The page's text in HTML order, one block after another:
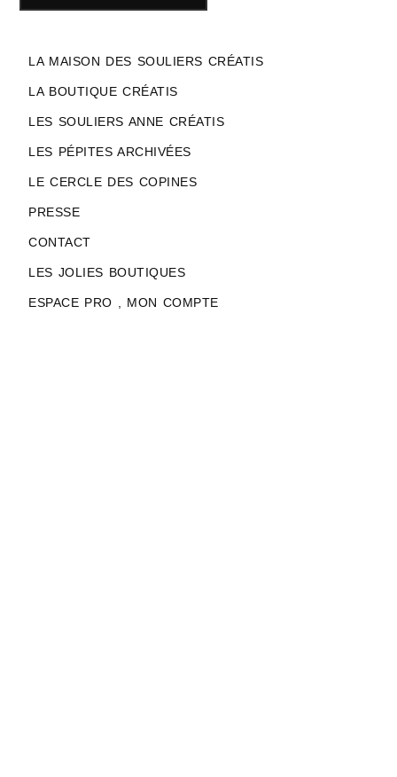
LA MAISON DES SOULIERS CRÉATIS
LA BOUTIQUE CRÉATIS
LES SOULIERS ANNE CRÉATIS
LES PÉPITES ARCHIVÉES
LE CERCLE DES COPINES
PRESSE
CONTACT
LES JOLIES BOUTIQUES
ESPACE PRO , MON COMPTE